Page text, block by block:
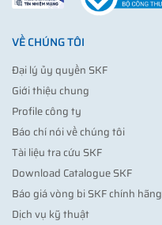
VỀ CHÚNG TÔI
Đại lý ủy quyền SKF
Giới thiệu chung
Profile công ty
Báo chí nói về chúng tôi
Tài liệu tra cứu SKF
Download Catalogue SKF
Báo giá vòng bi SKF chính hãng
Dịch vụ kỹ thuật